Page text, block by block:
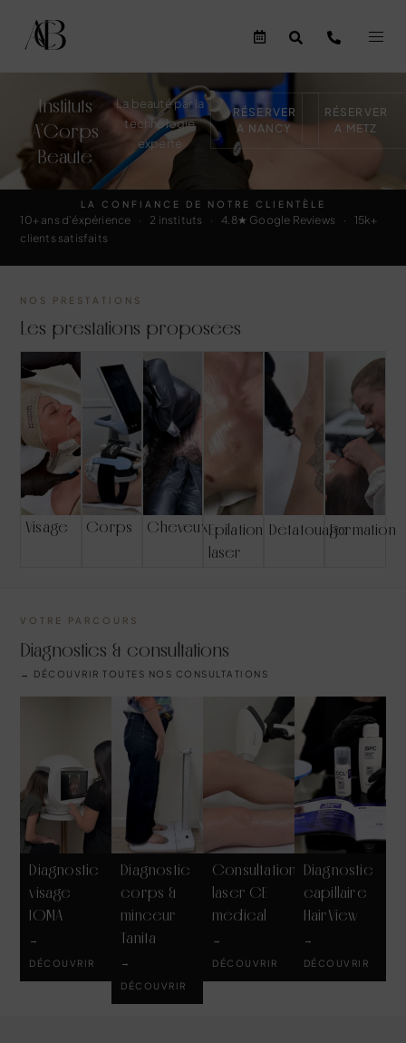
Instituts
A’Corps
Beauté
La beauté par la
technologie
experte
RÉSERVER
A NANCY
RÉSERVER
A METZ
LA CONFIANCE DE NOTRE CLIENTÈLE
10+ ans d’éxpérience · 2 instituts · 4.8★ Google Reviews · 15k+
clients satisfaits
NOS PRESTATIONS
Les prestations proposées
Visage Corps CheveuxEpilation
laser
DétatouageFormation
VOTRE PARCOURS
Diagnostics & consultations
→ DÉCOUVRIR TOUTES NOS CONSULTATIONS
Diagnostic
visage
IOMA
→
DÉCOUVRIR
Diagnostic
corps &
minceur
Tanita
→
DÉCOUVRIR
Consultation
laser CE
médical
→
DÉCOUVRIR
Diagnostic
capillaire
HairView
→
DÉCOUVRIR